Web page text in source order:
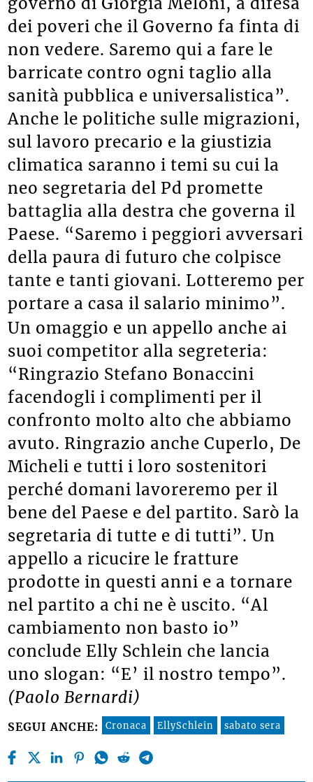
dei poveri che il Governo fa finta di
non vedere. Saremo qui a fare le
barricate contro ogni taglio alla
sanità pubblica e universalistica”.
Anche le politiche sulle migrazioni,
sul lavoro precario e la giustizia
climatica saranno i temi su cui la
neo segretaria del Pd promette
battaglia alla destra che governa il
Paese. “Saremo i peggiori avversari
della paura di futuro che colpisce
tante e tanti giovani. Lotteremo per
portare a casa il salario minimo”.
Un omaggio e un appello anche ai
suoi competitor alla segreteria:
“Ringrazio Stefano Bonaccini
facendogli i complimenti per il
confronto molto alto che abbiamo
avuto. Ringrazio anche Cuperlo, De
Micheli e tutti i loro sostenitori
perché domani lavoreremo per il
bene del Paese e del partito. Sarò la
segretaria di tutte e di tutti”. Un
appello a ricucire le fratture
prodotte in questi anni e a tornare
nel partito a chi ne è uscito. “Al
cambiamento non basto io”
conclude Elly Schlein che lancia
uno slogan: “E’ il nostro tempo”.
(Paolo Bernardi)
SEGUI ANCHE: Cronaca EllySchlein sabato sera